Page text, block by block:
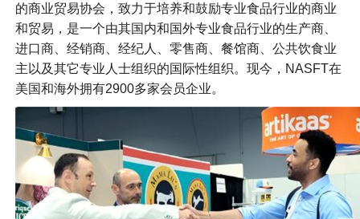
的商业贸易协会，致力于培养和鼓励专业食品行业的商业
和贸易，是一个由其国内和国外专业食品行业的生产商、
进口商、经销商、经纪人、零售商、餐馆商、公共饮食业
主以及其它专业人士组织的国际性组织。现今，NASFT在
美国和海外拥有2900多家会员企业。